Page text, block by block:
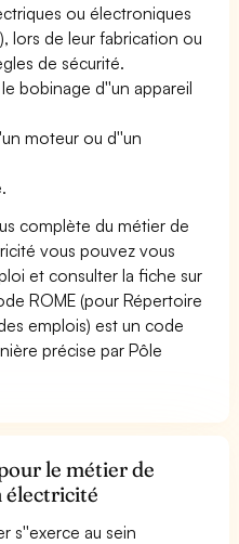
ou électroniques
lors de leur fabrication ou
de sécurité.
bobinage d''un appareil
moteur ou d''un
complète du métier de
vous pouvez vous
et consulter la fiche sur
ROME (pour Répertoire
emplois) est un code
précise par Pôle
le métier de
électricité
s''exerce au sein